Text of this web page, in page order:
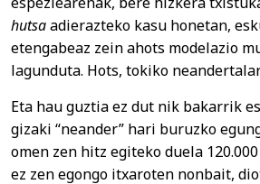
hutsaadierazteko kasu honetan,
etengabeaz zein ahots modelazio
lagunduta. Hots, tokiko
Eta hau guztia ez dut nik bakarrik
gizaki “neander” hari buruzko
omen zen hitz egiteko duela
ez zen egongo itxaroten nonbait,